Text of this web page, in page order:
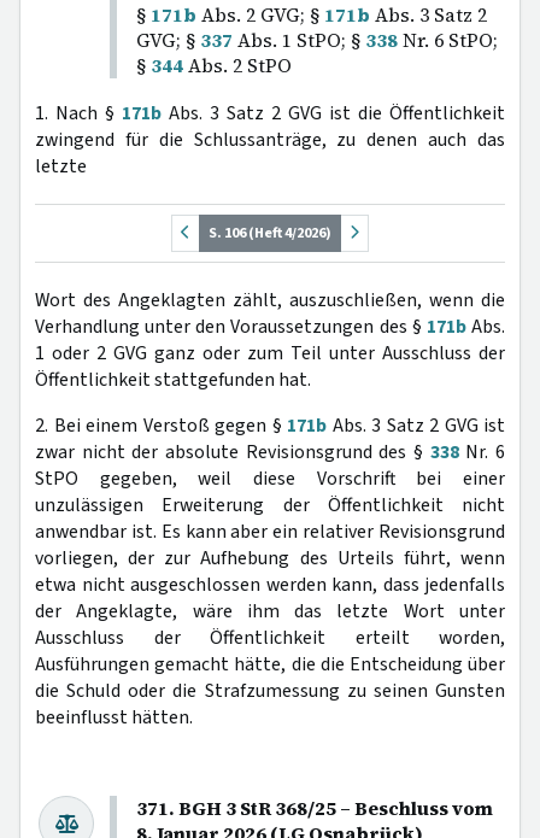
§ 171b Abs. 2 GVG; § 171b Abs. 3 Satz 2
GVG; § 337 Abs. 1 StPO; § 338Nr. 6 StPO;
§ 344Abs. 2 StPO
1. Nach § 171b Abs. 3 Satz 2 GVG ist die Öffentlichkeit
zwingend für die Schlussanträge, zu denen auch das
letzte
S. 106 (Heft 4/2026)
Wort des Angeklagten zählt, auszuschließen, wenn die
Verhandlung unter den Voraussetzungen des § 171bAbs.
1 oder 2 GVG ganz oder zum Teil unter Ausschluss der
Öffentlichkeit stattgefunden hat.
2. Bei einem Verstoß gegen § 171b Abs. 3 Satz 2 GVG ist
zwar nicht der absolute Revisionsgrund des § 338Nr. 6
StPO gegeben, weil diese Vorschrift bei einer
unzulässigen Erweiterung der Öffentlichkeit nicht
anwendbar ist. Es kann aber ein relativer Revisionsgrund
vorliegen, der zur Aufhebung des Urteils führt, wenn
etwa nicht ausgeschlossen werden kann, dass jedenfalls
der Angeklagte, wäre ihm das letzte Wort unter
Ausschluss der Öffentlichkeit erteilt worden,
Ausführungen gemacht hätte, die die Entscheidung über
die Schuld oder die Strafzumessung zu seinen Gunsten
beeinflusst hätten.
371. BGH 3 StR 368/25 – Beschluss vom